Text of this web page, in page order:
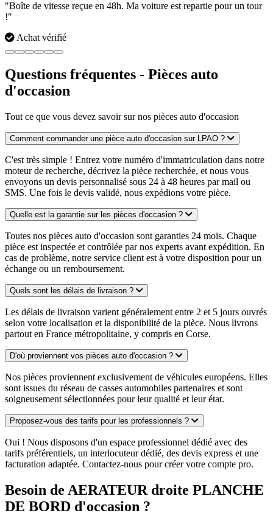
"Boîte de vitesse reçue en 48h. Ma voiture est repartie pour un tour
!"
Achat vérifié
Questions fréquentes - Pièces auto
d'occasion
Tout ce que vous devez savoir sur nos pièces auto d'occasion
Comment commander une pièce auto d'occasion sur LPAO ?
C'est très simple ! Entrez votre numéro d'immatriculation dans notre
moteur de recherche, décrivez la pièce recherchée, et nous vous
envoyons un devis personnalisé sous 24 à 48 heures par mail ou
SMS. Une fois le devis validé, nous expédions votre pièce.
Quelle est la garantie sur les pièces d'occasion ?
Toutes nos pièces auto d'occasion sont garanties 24 mois. Chaque
pièce est inspectée et contrôlée par nos experts avant expédition. En
cas de problème, notre service client est à votre disposition pour un
échange ou un remboursement.
Quels sont les délais de livraison ?
Les délais de livraison varient généralement entre 2 et 5 jours ouvrés
selon votre localisation et la disponibilité de la pièce. Nous livrons
partout en France métropolitaine, y compris en Corse.
D'où proviennent vos pièces auto d'occasion ?
Nos pièces proviennent exclusivement de véhicules européens. Elles
sont issues du réseau de casses automobiles partenaires et sont
soigneusement sélectionnées pour leur qualité et leur état.
Proposez-vous des tarifs pour les professionnels ?
Oui ! Nous disposons d'un espace professionnel dédié avec des
tarifs préférentiels, un interlocuteur dédié, des devis express et une
facturation adaptée. Contactez-nous pour créer votre compte pro.
Besoin de AERATEUR droite PLANCHE
DE BORD d'occasion ?